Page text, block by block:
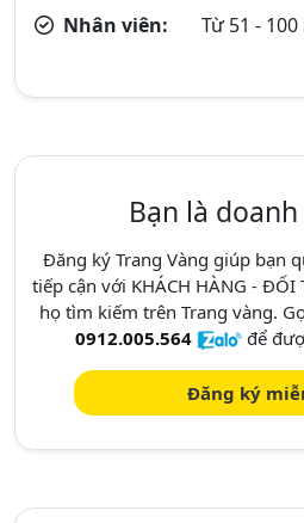
Nhân viên:
Từ 51 -
Bạn là
Đăng ký Trang Vàng giúp bạn
tiếp cận với KHÁCH HÀNG - ĐỐI
họ tìm kiếm trên Trang vàng.
0912.005.564
để
Đăng ký